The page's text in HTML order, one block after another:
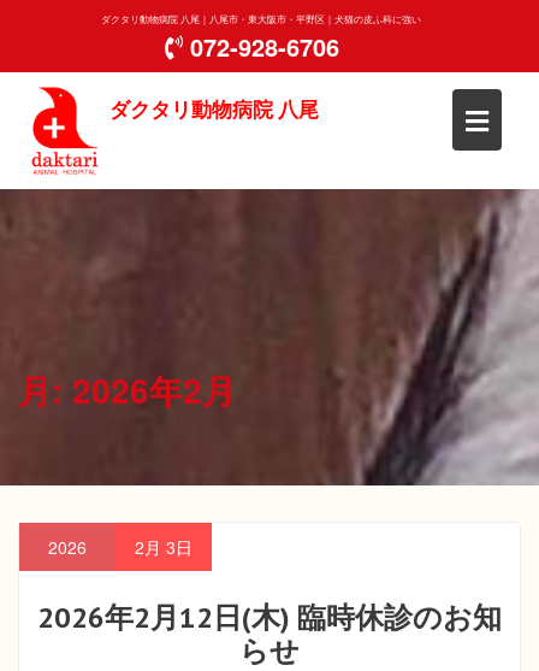
ダクタリ動物病院 八尾｜八尾市・東大阪市・平野区｜犬猫の皮ふ科に強い
072-928-6706
ダクタリ動物病院 八尾
月: 2026年2月
2026 2月 3日
2026年2月12日(木) 臨時休診のお知
らせ